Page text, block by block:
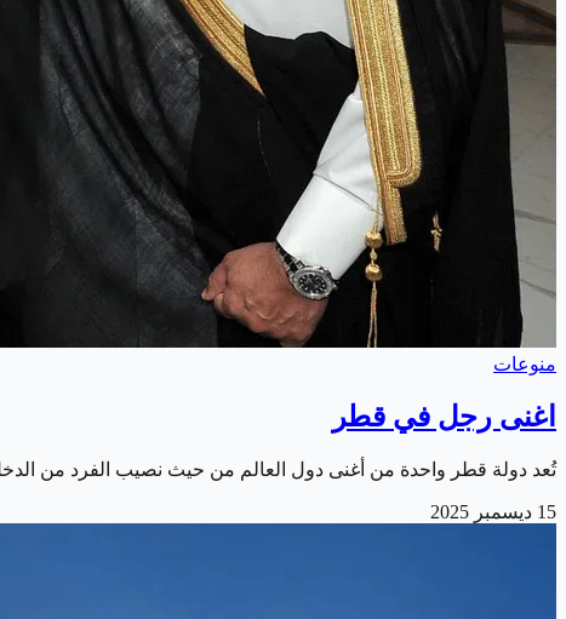
منوعات
اغنى رجل في قطر
تُعد دولة قطر واحدة من أغنى دول العالم من حيث نصيب الفرد من
15 ديسمبر 2025